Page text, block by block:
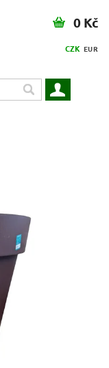
CZK EUR
0 Kč